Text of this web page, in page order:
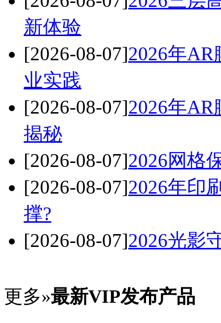
新体验
[2026-08-07]2026年
业实践
[2026-08-07]2026年
揭秘
[2026-08-07]2026网格
[2026-08-07]2026年印
撑?
[2026-08-07]2026光影
更多»最新VIP发布产品